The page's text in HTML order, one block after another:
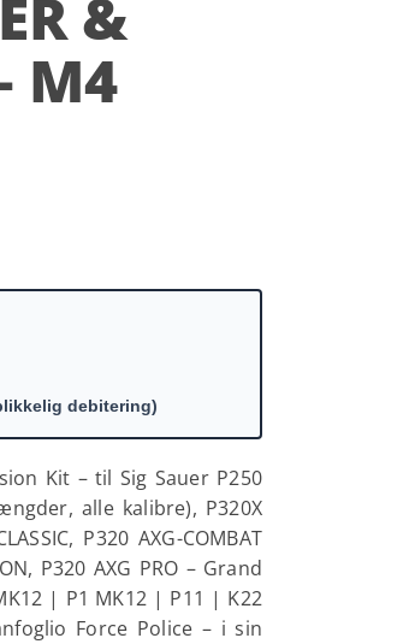
&
M4
debitering)
Kit – til Sig Sauer P250
alle kalibre), P320X
P320 AXG-COMBAT
P320 AXG PRO – Grand
| P1 MK12 | P11 | K22
Force Police – i sin